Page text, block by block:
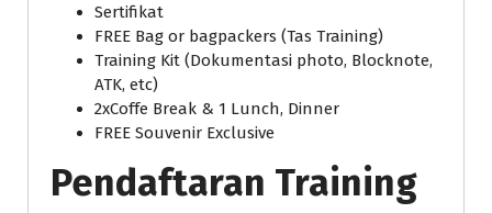
Sertifikat
FREE Bag or bagpackers (Tas Training)
Training Kit (Dokumentasi photo, Blocknote,
ATK, etc)
2xCoffe Break & 1 Lunch, Dinner
FREE Souvenir Exclusive
Pendaftaran Training